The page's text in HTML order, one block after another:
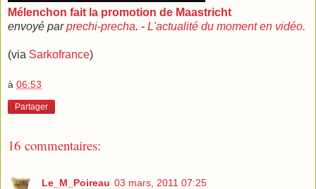
Mélenchon fait la promotion de Maastricht
envoyé parprechi-precha. - L'actualité du moment en vidéo.
(via Sarkofrance)
à 06:53
Partager
16 commentaires:
Le_M_Poireau 03 mars, 2011 07:25